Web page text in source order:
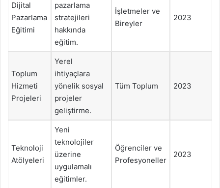
Dijital
Pazarlama
Eğitimi
pazarlama
stratejileri
hakkında
eğitim.
İşletmeler ve
Bireyler
2023
Toplum
Hizmeti
Projeleri
Yerel
ihtiyaçlara
yönelik sosyal
projeler
geliştirme.
Tüm Toplum 2023
Teknoloji
Atölyeleri
Yeni
teknolojiler
üzerine
uygulamalı
eğitimler.
Öğrenciler ve
Profesyoneller
2023